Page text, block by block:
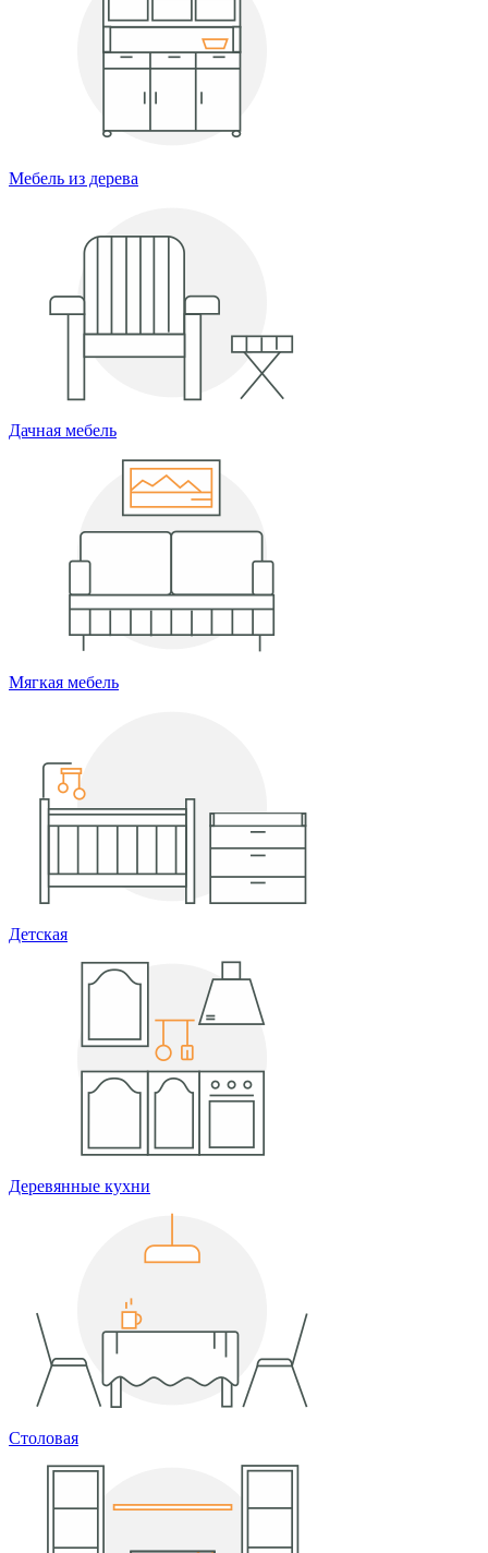
Мебель из дерева
Дачная мебель
Мягкая мебель
Детская
Деревянные кухни
Столовая